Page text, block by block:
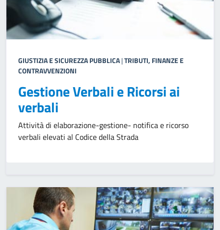
GIUSTIZIA E SICUREZZA PUBBLICA|TRIBUTI, FINANZE E
CONTRAVVENZIONI
Gestione Verbali e Ricorsi ai
verbali
Attività di elaborazione-gestione- notifica e ricorso
verbali elevati al Codice della Strada